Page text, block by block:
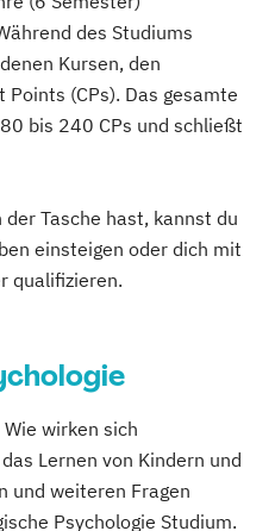
Human Resource
& Leadership
im Online-
des Studiums
Kursen, den
(CPs). Das gesamte
bis 240 CPs und schließt
Tasche hast, kannst du
einsteigen oder dich mit
qualifizieren.
wirken sich
Lernen von Kindern und
und weiteren Fragen
Psychologie Studium.